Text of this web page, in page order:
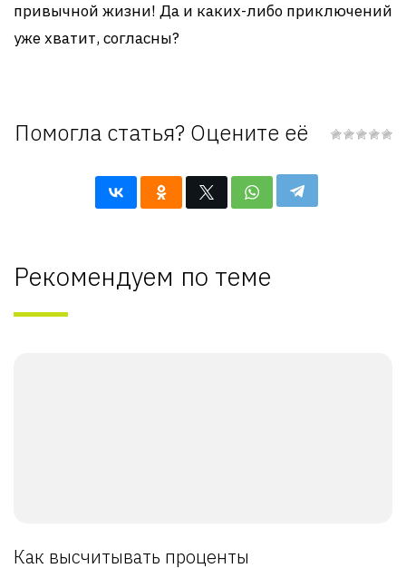
привычной жизни! Да и каких-либо приключений
уже хватит, согласны?
Помогла статья? Оцените её
Рекомендуем по теме
Как высчитывать проценты